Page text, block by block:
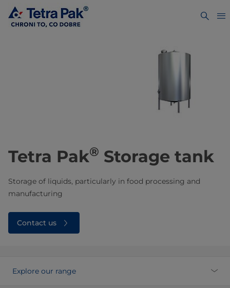
Tetra Pak® Storage tank
Storage of liquids, particularly in food processing and
manufacturing
Contact us
Explore our range